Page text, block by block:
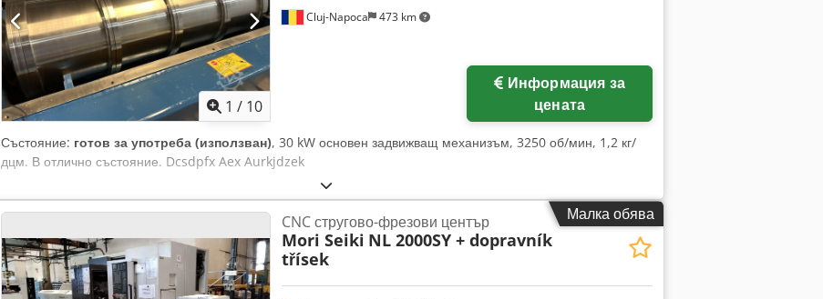
1 / 10
Cluj-Napoca 473 km
цената
Състояние: готов за употреба (използван), 30 kW основен задвижващ механизъм, 3250 об/мин, 1,2 кг/
дцм. В отлично състояние. Dcsdpfx Aex Aurkjdzek
Малка обява
CNC стругово-фрезови център
Mori Seiki NL 2000SY + dopravník
třísek